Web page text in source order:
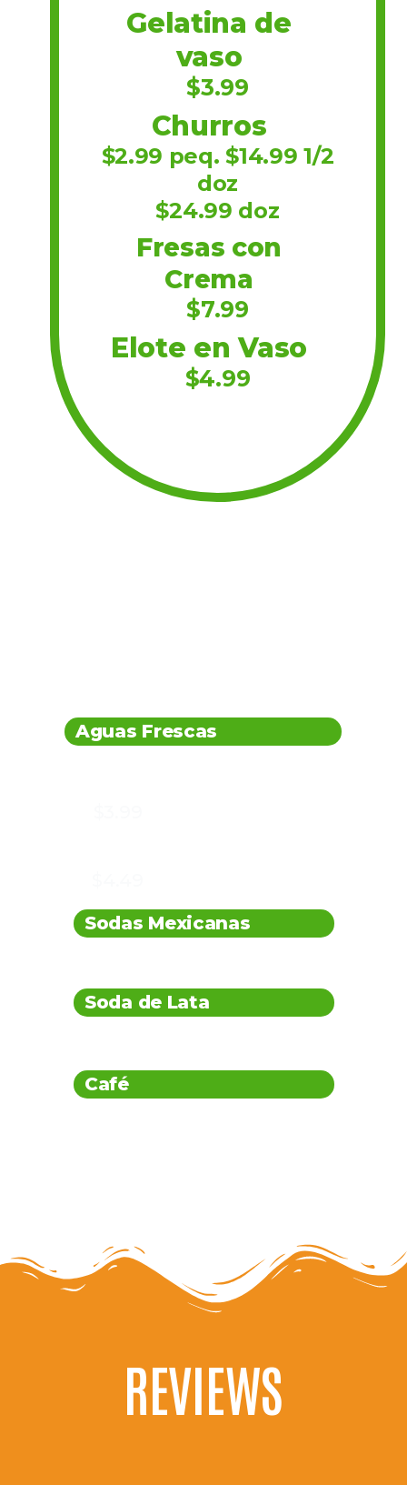
Gelatina de
vaso
$3.99
Churros
$2.99 peq. $14.99 1/2
doz
$24.99 doz
Fresas con
Crema
$7.99
Elote en Vaso
$4.99
Aguas Frescas
Sodas Mexicanas
Soda de Lata
Café
REVIEWS